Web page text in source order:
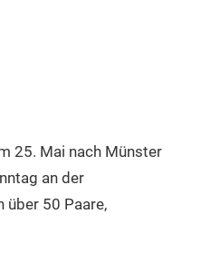
25. Mai nach Münster
an der
über 50 Paare,